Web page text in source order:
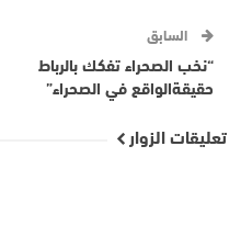
السابق
“نخب الصحراء تفكك بالرباط
حقيقةالواقع في الصحراء”
تعليقات الزوار